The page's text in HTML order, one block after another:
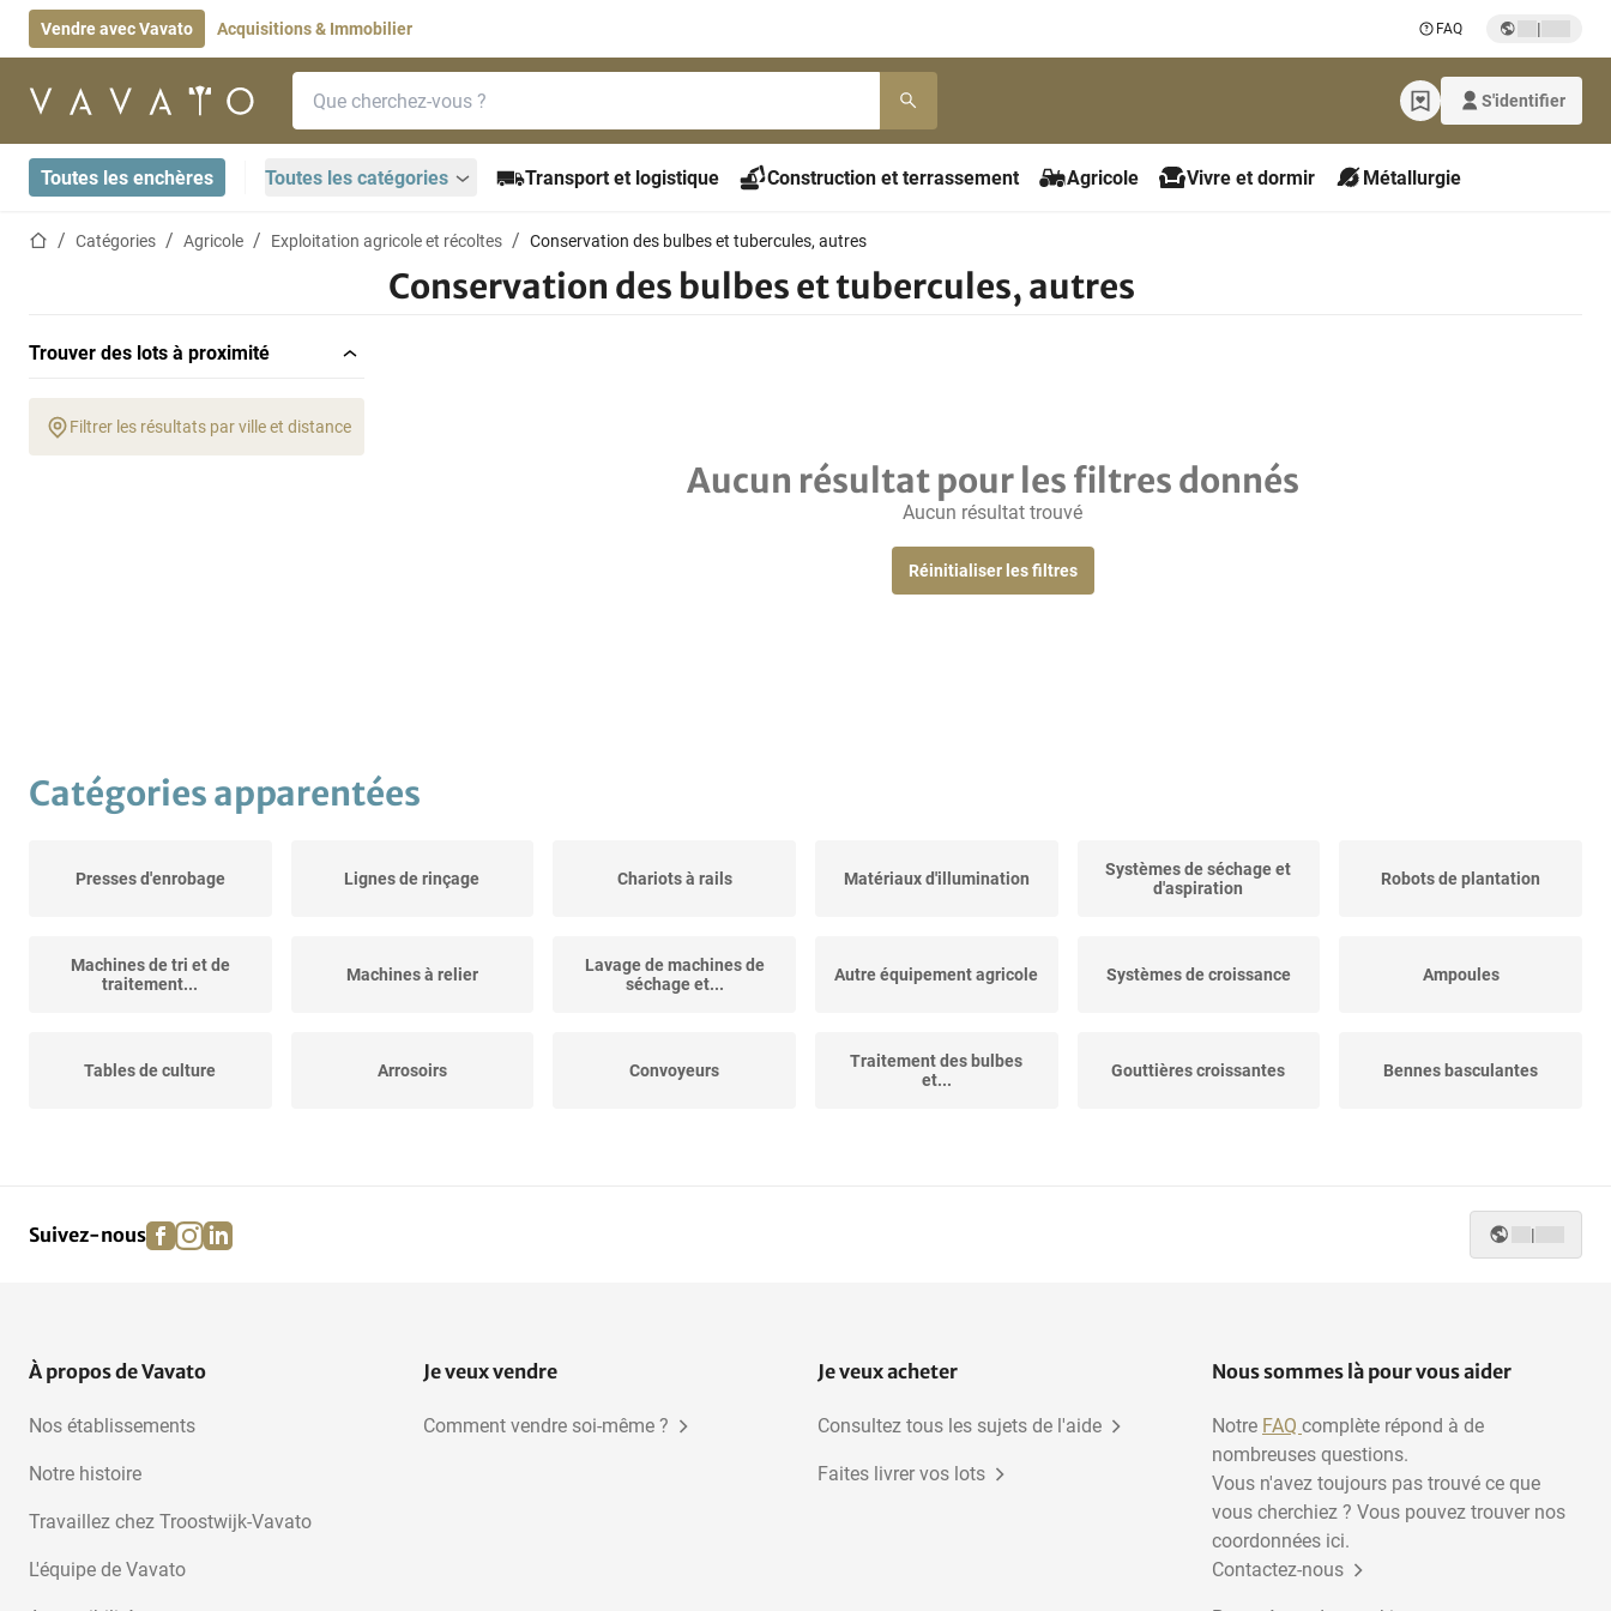
Vendre avec Vavato Acquisitions & Immobilier FAQ |
Page d'accueil S'identifier
Toutes les enchères Toutes les catégories Transport et logistique Construction et terrassement Agricole Vivre et dormir Métallurgie
Page d'accueil
Catégories Agricole Exploitation agricole et récoltes Conservation des bulbes et tubercules, autres
Conservation des bulbes et tubercules, autres
Trouver des lots à proximité
Filtrer les résultats par ville et distance
Aucun résultat pour les filtres donnés
Aucun résultat trouvé
Réinitialiser les filtres
Catégories apparentées
Presses d'enrobage Lignes de rinçage Chariots à rails Matériaux d'illumination
Systèmes de séchage et
d'aspiration
Robots de plantation
Machines de tri et de
traitement...
Machines à relier
Lavage de machines de
séchage et...
Autre équipement agricole Systèmes de croissance Ampoules
Tables de culture Arrosoirs Convoyeurs
Traitement des bulbes
et...
Gouttières croissantes Bennes basculantes
Suivez-nous facebook
instagram
linkedin |
À propos de Vavato
Nos établissements
Notre histoire
Travaillez chez Troostwijk-Vavato
L'équipe de Vavato
Je veux vendre
Comment vendre soi-même ?
Je veux acheter
Consultez tous les sujets de l'aide
Faites livrer vos lots
Nous sommes là pour vous aider
Notre FAQ complète répond à de
nombreuses questions.
Vous n'avez toujours pas trouvé ce que
vous cherchiez ? Vous pouvez trouver nos
coordonnées ici.
Contactez-nous